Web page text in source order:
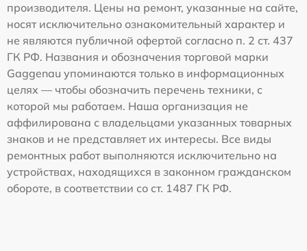
производителя. Цены на ремонт, указанные на сайте,
носят исключительно ознакомительный характер и
не являются публичной офертой согласно п. 2 ст. 437
ГК РФ. Названия и обозначения торговой марки
Gaggenau упоминаются только в информационных
целях — чтобы обозначить перечень техники, с
которой мы работаем. Наша организация не
аффилирована с владельцами указанных товарных
знаков и не представляет их интересы. Все виды
ремонтных работ выполняются исключительно на
устройствах, находящихся в законном гражданском
обороте, в соответствии со ст. 1487 ГК РФ.